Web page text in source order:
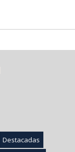
Destacadas